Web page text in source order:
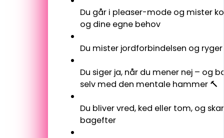
Du går i pleaser-mode og mister
og dine egne behov
Du mister jordforbindelsen og
Du siger ja, når du mener nej – og
selv med den mentale hammer 🔨
Du bliver vred, ked eller tom, og
bagefter